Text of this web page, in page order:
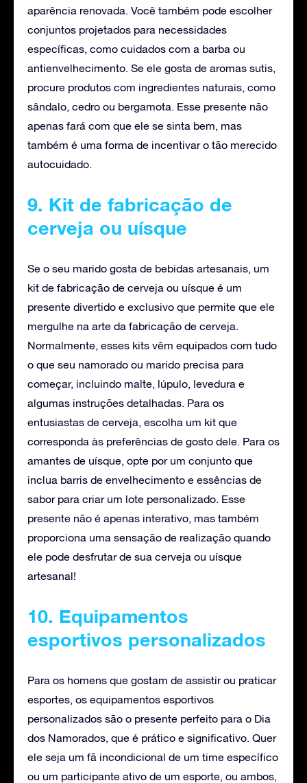
aparência renovada. Você também pode escolher
conjuntos projetados para necessidades
específicas, como cuidados com a barba ou
antienvelhecimento. Se ele gosta de aromas sutis,
procure produtos com ingredientes naturais, como
sândalo, cedro ou bergamota. Esse presente não
apenas fará com que ele se sinta bem, mas
também é uma forma de incentivar o tão merecido
autocuidado.
9. Kit de fabricação de
cerveja ou uísque
Se o seu marido gosta de bebidas artesanais, um
kit de fabricação de cerveja ou uísque é um
presente divertido e exclusivo que permite que ele
mergulhe na arte da fabricação de cerveja.
Normalmente, esses kits vêm equipados com tudo
o que seu namorado ou marido precisa para
começar, incluindo malte, lúpulo, levedura e
algumas instruções detalhadas. Para os
entusiastas de cerveja, escolha um kit que
corresponda às preferências de gosto dele. Para os
amantes de uísque, opte por um conjunto que
inclua barris de envelhecimento e essências de
sabor para criar um lote personalizado. Esse
presente não é apenas interativo, mas também
proporciona uma sensação de realização quando
ele pode desfrutar de sua cerveja ou uísque
artesanal!
10. Equipamentos
esportivos personalizados
Para os homens que gostam de assistir ou praticar
esportes, os equipamentos esportivos
personalizados são o presente perfeito para o Dia
dos Namorados, que é prático e significativo. Quer
ele seja um fã incondicional de um time específico
ou um participante ativo de um esporte, ou ambos,